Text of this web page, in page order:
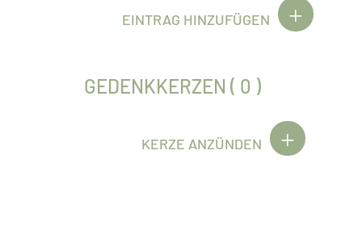
EINTRAG HINZUFÜGEN
GEDENKKERZEN ( 0 )
KERZE ANZÜNDEN